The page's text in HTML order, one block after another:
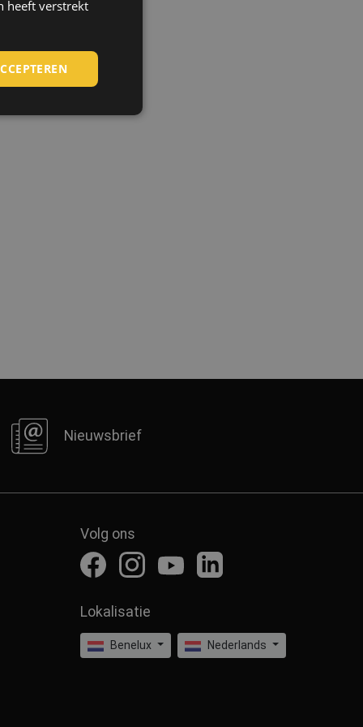
Nieuwsbrief
Volg ons
Lokalisatie
Benelux Nederlands
ROMANIAN
heeft verstrekt